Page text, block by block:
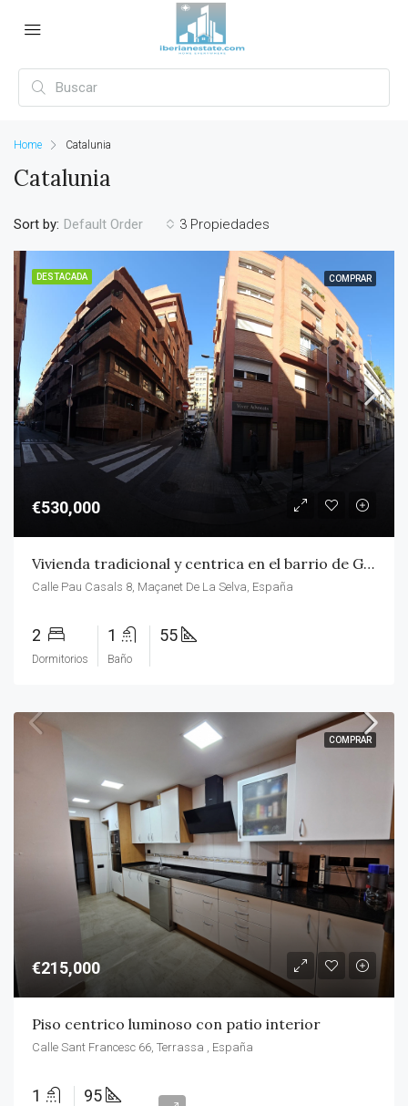
Home Catalunia
Catalunia
3 Propiedades
Sort by: Default Order
DESTACADA COMPRAR
€530,000
Vivienda tradicional y centrica en el barrio de Gracia
Calle Pau Casals 8, Maçanet De La Selva, España
2
Dormitorios
1
Baño
55
COMPRAR
€215,000
Piso centrico luminoso con patio interior
Calle Sant Francesc 66, Terrassa , España
1 95